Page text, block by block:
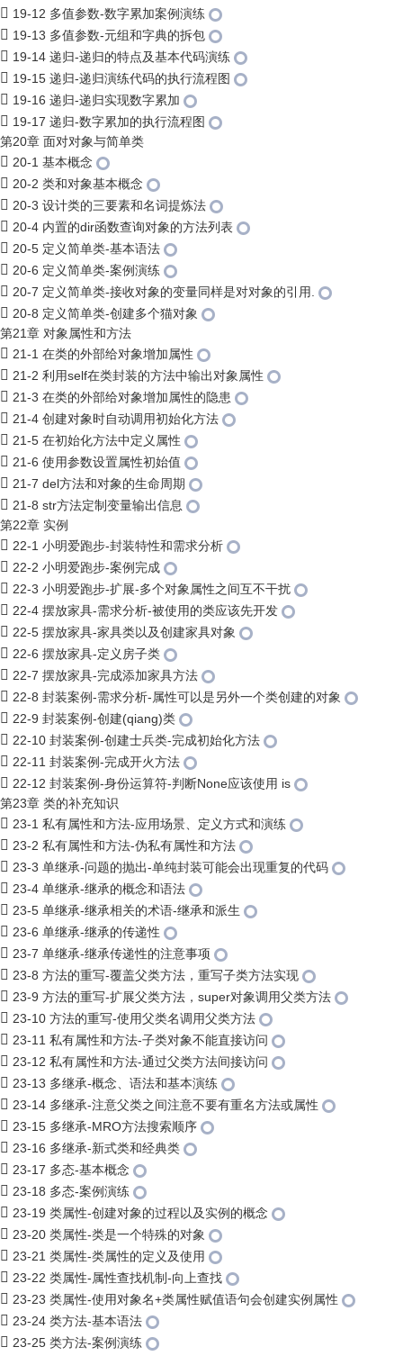
19-12 多值参数-数字累加案例演练
19-13 多值参数-元组和字典的拆包
19-14 递归-递归的特点及基本代码演练
19-15 递归-递归演练代码的执行流程图
19-16 递归-递归实现数字累加
19-17 递归-数字累加的执行流程图
第20章 面对对象与简单类
20-1 基本概念
20-2 类和对象基本概念
20-3 设计类的三要素和名词提炼法
20-4 内置的dir函数查询对象的方法列表
20-5 定义简单类-基本语法
20-6 定义简单类-案例演练
20-7 定义简单类-接收对象的变量同样是对对象的引用.
20-8 定义简单类-创建多个猫对象
第21章 对象属性和方法
21-1 在类的外部给对象增加属性
21-2 利用self在类封装的方法中输出对象属性
21-3 在类的外部给对象增加属性的隐患
21-4 创建对象时自动调用初始化方法
21-5 在初始化方法中定义属性
21-6 使用参数设置属性初始值
21-7 del方法和对象的生命周期
21-8 str方法定制变量输出信息
第22章 实例
22-1 小明爱跑步-封装特性和需求分析
22-2 小明爱跑步-案例完成
22-3 小明爱跑步-扩展-多个对象属性之间互不干扰
22-4 摆放家具-需求分析-被使用的类应该先开发
22-5 摆放家具-家具类以及创建家具对象
22-6 摆放家具-定义房子类
22-7 摆放家具-完成添加家具方法
22-8 封装案例-需求分析-属性可以是另外一个类创建的对象
22-9 封装案例-创建(qiang)类
22-10 封装案例-创建士兵类-完成初始化方法
22-11 封装案例-完成开火方法
22-12 封装案例-身份运算符-判断None应该使用 is
第23章 类的补充知识
23-1 私有属性和方法-应用场景、定义方式和演练
23-2 私有属性和方法-伪私有属性和方法
23-3 单继承-问题的抛出-单纯封装可能会出现重复的代码
23-4 单继承-继承的概念和语法
23-5 单继承-继承相关的术语-继承和派生
23-6 单继承-继承的传递性
23-7 单继承-继承传递性的注意事项
23-8 方法的重写-覆盖父类方法，重写子类方法实现
23-9 方法的重写-扩展父类方法，super对象调用父类方法
23-10 方法的重写-使用父类名调用父类方法
23-11 私有属性和方法-子类对象不能直接访问
23-12 私有属性和方法-通过父类方法间接访问
23-13 多继承-概念、语法和基本演练
23-14 多继承-注意父类之间注意不要有重名方法或属性
23-15 多继承-MRO方法搜索顺序
23-16 多继承-新式类和经典类
23-17 多态-基本概念
23-18 多态-案例演练
23-19 类属性-创建对象的过程以及实例的概念
23-20 类属性-类是一个特殊的对象
23-21 类属性-类属性的定义及使用
23-22 类属性-属性查找机制-向上查找
23-23 类属性-使用对象名+类属性赋值语句会创建实例属性
23-24 类方法-基本语法
23-25 类方法-案例演练